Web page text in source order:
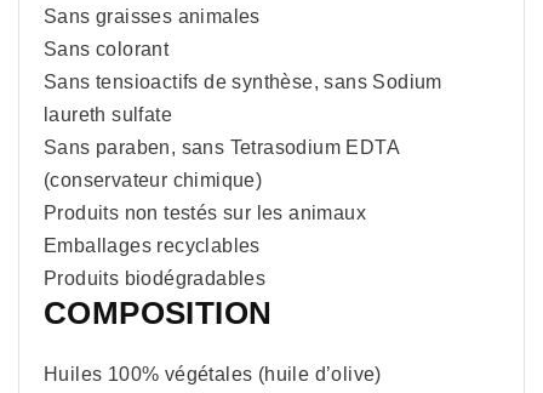
Sans graisses animales
Sans colorant
Sans tensioactifs de synthèse, sans Sodium
laureth sulfate
Sans paraben, sans Tetrasodium EDTA
(conservateur chimique)
Produits non testés sur les animaux
Emballages recyclables
Produits biodégradables
COMPOSITION
Huiles 100% végétales (huile d’olive)